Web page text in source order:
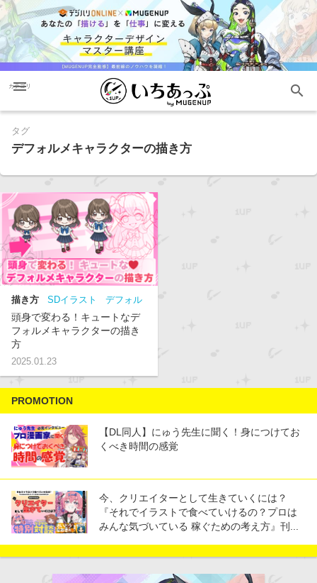
menu
カテゴリ search
タグ
デフォルメキャラクターの描き方
描き方 SDイラスト
デフォル
メ
デフォルメキャラクターの
描き方
初心者 描き方
頭身で変わる！キュートなデ
フォルメキャラクターの描き
方
2025.01.23
PROMOTION
【DL同人】にゅう先生に聞く！身につけてお
くべき時間の感覚
今、クリエイターとして生きていくには？
『それでイラストで食べていけるの？プロは
みんな気づいている 稼ぐための考え方』刊...